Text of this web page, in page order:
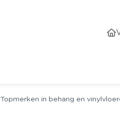
Topmerken in behang en